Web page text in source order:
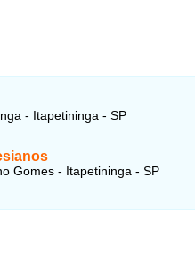
- Itapetininga - SP
Gomes - Itapetininga - SP